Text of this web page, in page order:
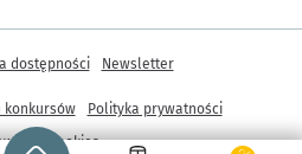
Strona główna - wroclaw.pl
dostępności Newsletter
konkursów
Polityka prywatności
cookies